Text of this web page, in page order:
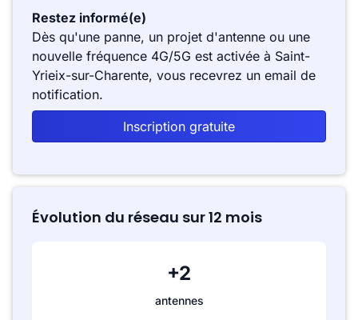
Restez informé(e)
Dès qu'une panne, un projet d'antenne ou une
nouvelle fréquence 4G/5G est activée à Saint-
Yrieix-sur-Charente, vous recevrez un email de
notification.
Inscription gratuite
Évolution du réseau sur 12 mois
+2
antennes